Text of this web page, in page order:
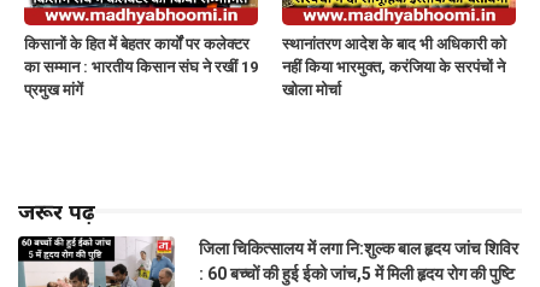
किसानों के हित में बेहतर कार्यों पर कलेक्टर
का सम्मान : भारतीय किसान संघ ने रखीं 19
प्रमुख मांगें
स्थानांतरण आदेश के बाद भी अधिकारी को
नहीं किया भारमुक्त, करंजिया के सरपंचों ने
खोला मोर्चा
जरूर पढ़ें
जिला चिकित्सालय में लगा नि:शुल्क बाल हृदय जांच शिविर
: 60 बच्चों की हुई ईको जांच,5 में मिली हृदय रोग की पुष्टि